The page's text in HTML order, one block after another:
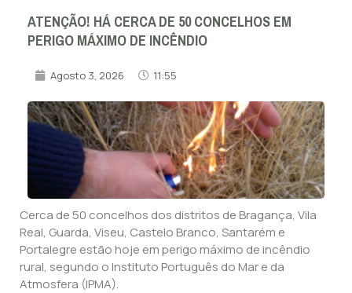
ATENÇÃO! HÁ CERCA DE 50 CONCELHOS EM
PERIGO MÁXIMO DE INCÊNDIO
Agosto 3, 2026 11:55
Cerca de 50 concelhos dos distritos de Bragança, Vila
Real, Guarda, Viseu, Castelo Branco, Santarém e
Portalegre estão hoje em perigo máximo de incêndio
rural, segundo o Instituto Português do Mar e da
Atmosfera (IPMA).